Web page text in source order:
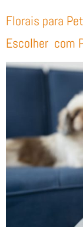
Florais para
Escolher com